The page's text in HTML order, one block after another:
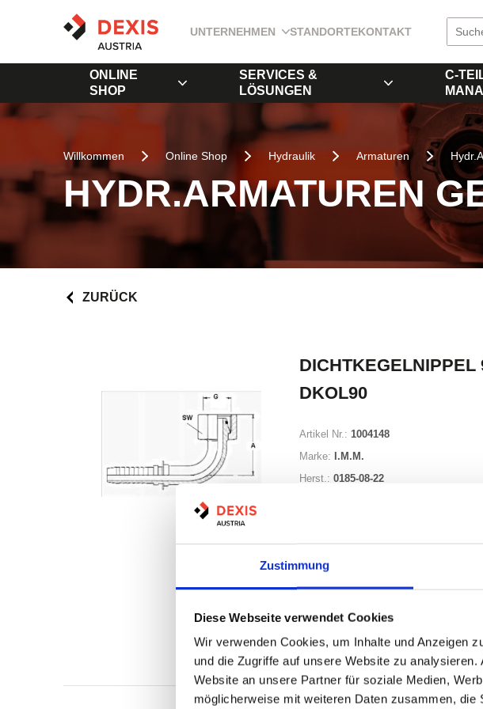
Zustimmung
Diese Webseite verwendet Cookies
Wir verwenden Cookies, um Inhalte und Anzeigen
und die Zugriffe auf unsere Website zu
Website an unsere Partner für soziale Medien,
möglicherweise mit weiteren Daten zusammen,
UNTERNEHMEN STANDORTEKONTAKT
ONLINE
SHOP
SERVICES &
LÖSUNGEN
C-
Willkommen Online Shop Hydraulik Armaturen
HYDR.ARMATUREN
ZURÜCK
DICHTKEGELNIPPEL
DKOL90
Artikel Nr.: 1004148
Marke: I.M.M.
Herst.: 0185-08-22
Auf Lager